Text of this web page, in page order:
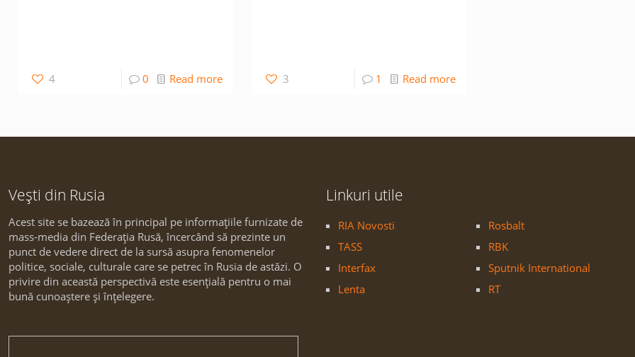
4 0 Read more 3 1 Read more
Vești din Rusia
Acest site se bazează în principal pe informațiile furnizate de
mass-media din Federația Rusă, încercând să prezinte un
punct de vedere direct de la sursă asupra fenomenelor
politice, sociale, culturale care se petrec în Rusia de astăzi. O
privire din această perspectivă este esențială pentru o mai
bună cunoaștere și înțelegere.
Linkuri utile
RIA Novosti
TASS
Interfax
Lenta
Rosbalt
RBK
Sputnik International
RT